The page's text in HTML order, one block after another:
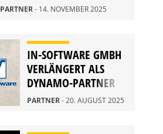
PARTNER- 14. NOVEMBER 2025
IN-SOFTWARE GMBH
VERLÄNGERT ALS
DYNAMO-PARTNER
PARTNER- 20. AUGUST 2025